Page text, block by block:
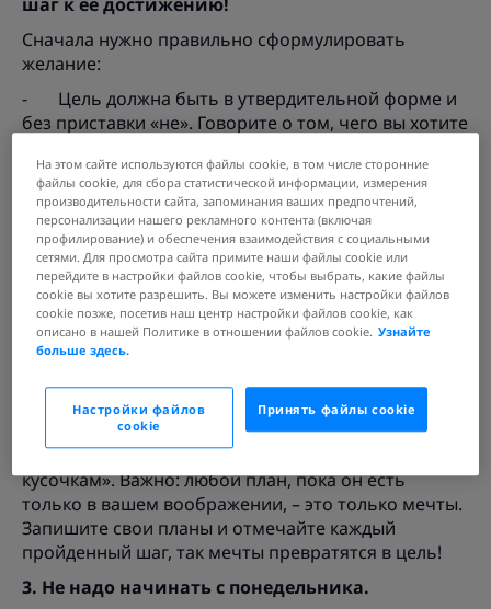
Сначала нужно правильно сформулировать
желание:
- Цель должна быть в утвердительной форме и
без приставки «не». Говорите о том, чего вы хотите
- Цель должна быть конкретной, если похудеть,
то до какого веса и к какому числу, если купить
машину, то какую и когда.
- Цель должна быть достижимой. Постарайтесь
трезво оценить свои силы и не пытаться
«полететь в космос».
2. «Ешьте слона по кусочкам».
Ваша цель настолько масштабная, что при одной
мысли о ней опускаются руки? Значит надо
разложить ее на простые этапы, составить план
или, как говорят психологи «съесть слона по
кусочкам». Важно: любой план, пока он есть
только в вашем воображении, – это только мечты.
Запишите свои планы и отмечайте каждый
пройденный шаг, так мечты превратятся в цель!
3. Не надо начинать с понедельника.
На этом сайте используются файлы cookie, в том числе сторонние
файлы cookie, для сбора статистической информации, измерения
производительности сайта, запоминания ваших предпочтений,
персонализации нашего рекламного контента (включая
профилирование) и обеспечения взаимодействия с социальными
сетями. Для просмотра сайта примите наши файлы cookie или
перейдите в настройки файлов cookie, чтобы выбрать, какие файлы
cookie вы хотите разрешить. Вы можете изменить настройки файлов
cookie позже, посетив наш центр настройки файлов cookie, как
описано в нашей Политике в отношении файлов cookie. Узнайте
больше здесь.
Принять файлы cookie
Настройки файлов
cookie